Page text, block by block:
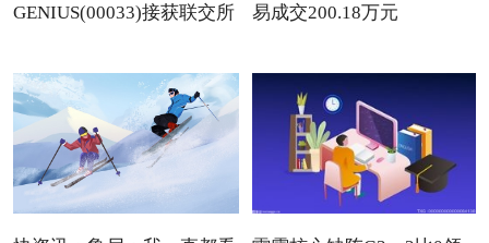
GENIUS(00033)接获联交所
易成交200.18万元